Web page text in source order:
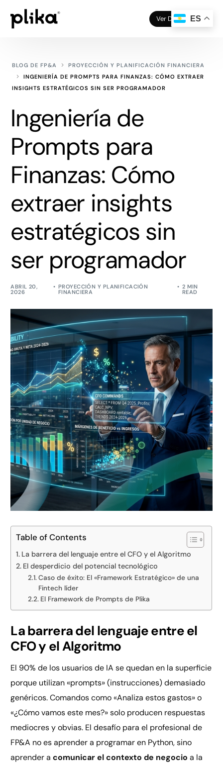
Ver Demo
BLOG DE FP&A
PROYECCIÓN Y PLANIFICACIÓN FINANCIERA
INGENIERÍA DE PROMPTS PARA FINANZAS: CÓMO EXTRAER
INSIGHTS ESTRATÉGICOS SIN SER PROGRAMADOR
Ingeniería de
Prompts para
Finanzas: Cómo
extraer insights
estratégicos sin
ser programador
ABRIL 20,
2026
PROYECCIÓN Y PLANIFICACIÓN
FINANCIERA
2 MIN
READ
Table of Contents
La barrera del lenguaje entre el CFO y el Algoritmo
El desperdicio del potencial tecnológico
Caso de éxito: El «Framework Estratégico» de una
Fintech líder
El Framework de Prompts de Plika
La barrera del lenguaje entre el
CFO y el Algoritmo
El 90% de los usuarios de IA se quedan en la superficie
porque utilizan «prompts» (instrucciones) demasiado
genéricos. Comandos como «Analiza estos gastos» o
«¿Cómo vamos este mes?» solo producen respuestas
mediocres y obvias. El desafío para el profesional de
FP&A no es aprender a programar en Python, sino
aprender acomunicar el contexto de negocio a la
ES